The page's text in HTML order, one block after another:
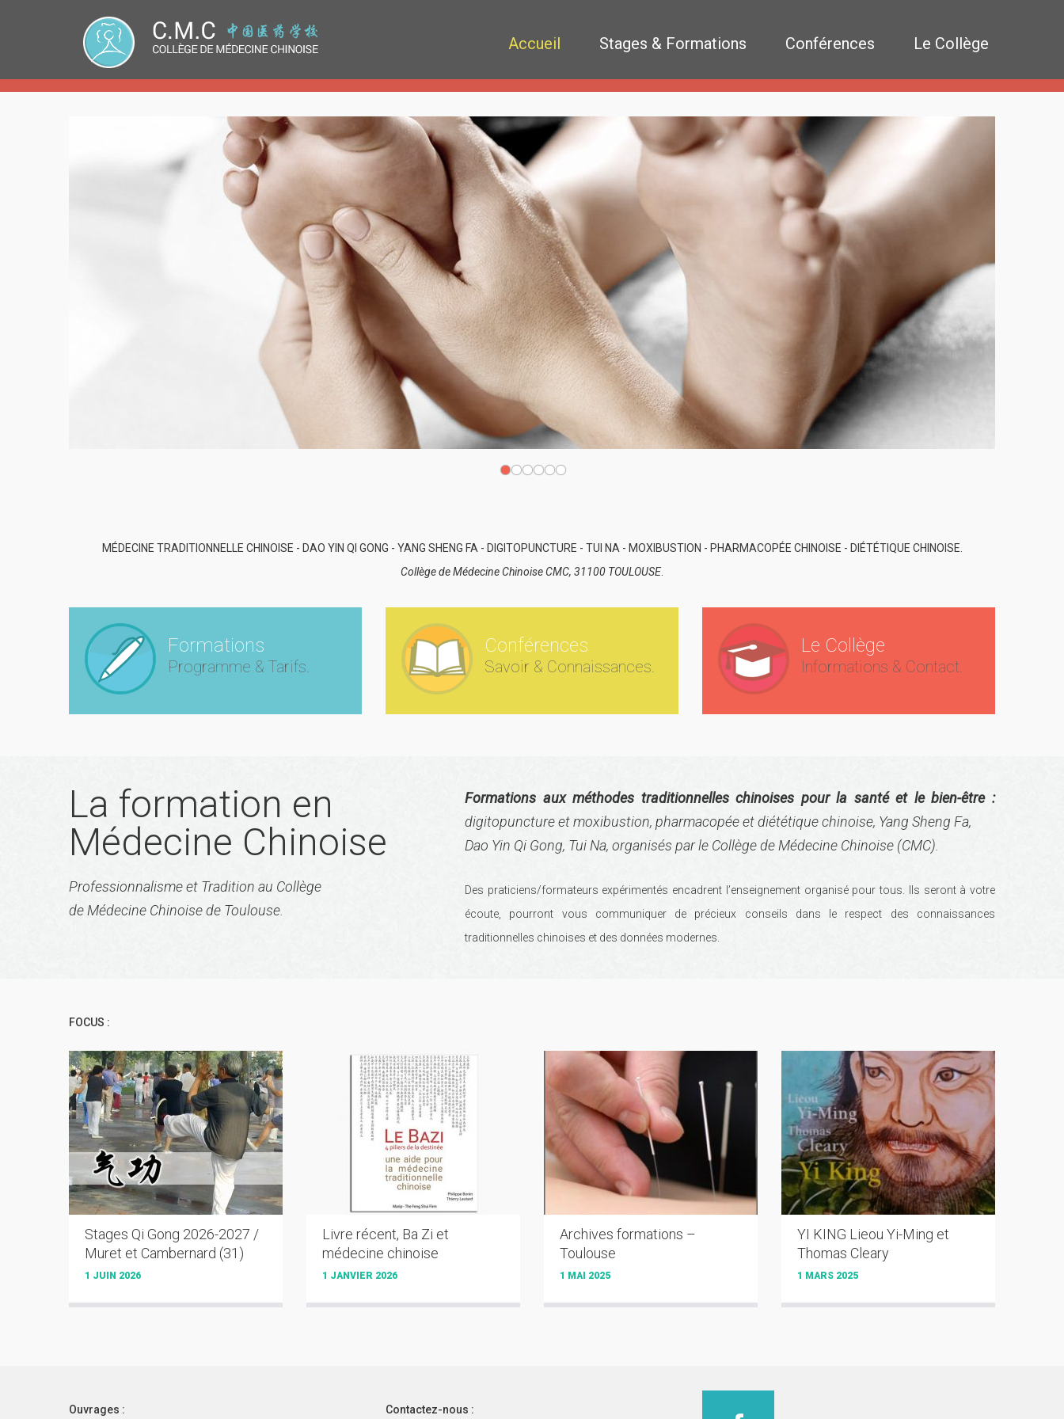
Accueil Stages & Formations Conférences Le Collège
M ÉDECINE TRADITIONNELLE CHINOISE - DAO YIN QI GONG - YANG SHENG FA - DIGITOPUNCTURE - TUI NA - MOXIBUSTION - PHARMACOPÉE CHINOISE - DI ÉTÉTIQUE CHINOISE.
Collège de Médecine Chinoise CMC, 31100 TOULOUSE
Formations
Programme & Tarifs.
Conférences
Savoir & Connaissances.
Le Collège
Informations & Contact.
La formation en
Médecine Chinoise
Professionnalisme et Tradition au Collège
de Médecine Chinoise de Toulouse.
Formations aux méthodes traditionnelles chinoises pour la santé et le bien-être :
digitopuncture et moxibustion, pharmacopée et diététique chinoise, Yang Sheng Fa,
Dao Yin Qi Gong, Tui Na, organisés par le Collège de Médecine Chinoise (CMC).
Des praticiens/formateurs expérimentés encadrent l’enseignement organisé pour tous. Ils seront à votre
écoute, pourront vous communiquer de précieux conseils dans le respect des connaissances
traditionnelles chinoises et des données modernes.
FOCUS :
Stages Qi Gong 2026-2027 /
Muret et Cambernard (31)
1 JUIN 2026
Livre récent, Ba Zi et
médecine chinoise
1 JANVIER 2026
Archives formations –
Toulouse
1 MAI 2025
YI KING Lieou Yi-Ming et
Thomas Cleary
1 MARS 2025
Ouvrages : Contactez-nous :